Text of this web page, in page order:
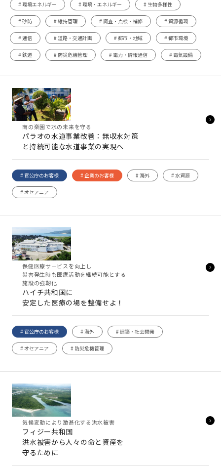
# 環境エネルギー # 環境・エネルギー # 生物多様性
# 砂防 # 維持管理 # 調査・点検・補修 # 資源循環
# 通信 # 道路・交通計画 # 都市・地域 # 都市環境
# 鉄道 # 防災危機管理 # 電力・情報通信 # 電気設備
南の楽園で水の未来を守る
パラオの水道事業改善：無収水対策
と持続可能な水道事業の実現へ
# 官公庁のお客様 # 企業のお客様 # 海外 # 水資源
# オセアニア
保健医療サービスを向上し
災害発生時も医療活動を継続可能とする
施設の強靭化
ハイチ共和国に
安定した医療の場を整備せよ！
# 官公庁のお客様 # 海外 # 建築・社会開発
# オセアニア # 防災危機管理
気候変動により激甚化する洪水被害
フィジー共和国
洪水被害から人々の命と資産を
守るために